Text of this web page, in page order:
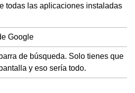
todas las aplicaciones instaladas
Google
de búsqueda. Solo tienes que
y eso sería todo.